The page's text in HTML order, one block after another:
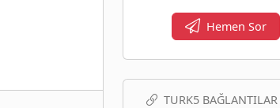
Hemen Sor
TURK5 BAĞLANTILAR